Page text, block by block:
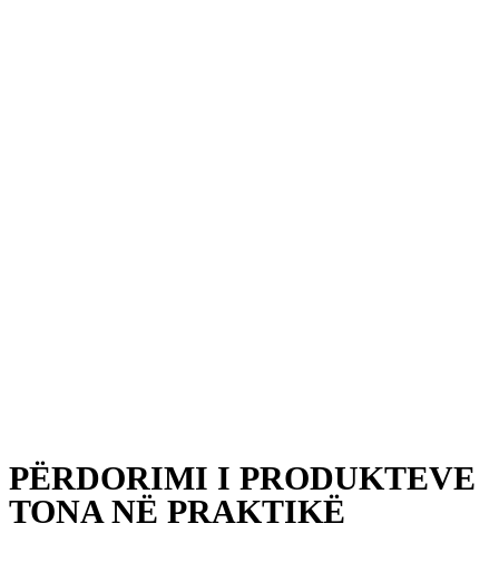
PËRDORIMI I PRODUKTEVE
TONA NË PRAKTIKË